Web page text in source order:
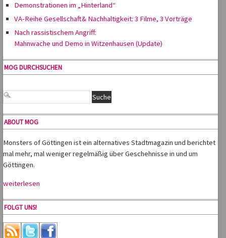
Demonstrationen im „Hinterland“
VA-Reihe Gesellschaft& Nachhaltigkeit: 3 Filme, 3 Vorträge
Nach rassistischem Angriff:
Mahnwache und Demo in Witzenhausen (Update)
MOG DURCHSUCHEN
ABOUT MOG
Monsters of Göttingen ist ein alternatives Stadtmagazin und berichtet
mal mehr, mal weniger regelmäßig über Geschehnisse in und um
Göttingen.
weiterlesen
FOLGT UNS!